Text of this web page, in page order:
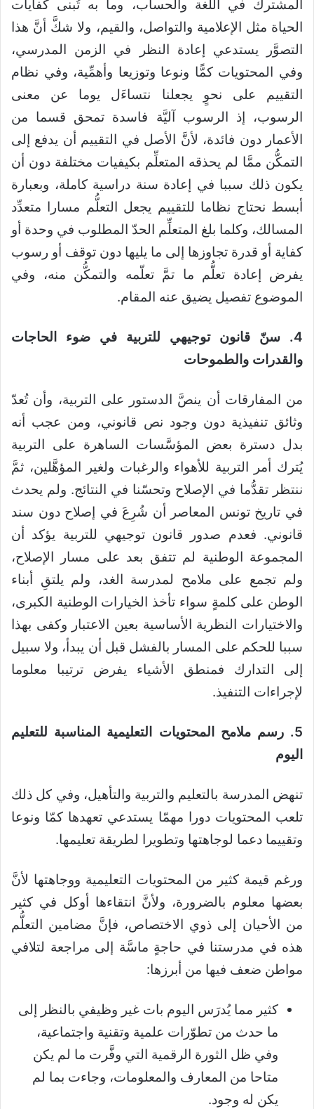
المشترك في اللغة والحساب، وما به تُبنى كفايات
الحياة مثل الإعلامية والتواصل، والقيم، ولا شكَّ أنَّ هذا
التصوَّر يستدعي إعادة النظر في الزمن المدرسي،
وفي المحتويات كمًّا ونوعا وتوزيعا وأهمِّية، وفي نظام
التقييم على نحوٍ يجعلنا نتساءَل يوما عن معنى
الرسوب، إذ الرسوب آليَّة فاسدة تمحق قسما من
الأعمار دون فائدة، لأنَّ الأصل في التقييم أن يدفع إلى
التمكُّن ممَّا لم يحذقه المتعلِّم بكيفيات مختلفة دون أن
يكون ذلك سببا في إعادة سنة دراسية كاملة، وبعبارة
أبسط نحتاج نظاما للتقييم يجعل التعلُّم مسارا متعدِّد
المسالك، وكلما بلغ المتعلِّم الحدّ المطلوب في وحدة أو
كفاية أو قدرة تجاوزها إلى ما يليها دون توقف أو رسوب
يفرض إعادة تعلُّم ما تمَّ تعلّمه والتمكُّن منه، وفي
الموضوع تفصيل يضيق عنه المقام.
4. سنّ قانون توجيهي للتربية في ضوء الحاجات
والقدرات والطموحات
من المفارقات أن ينصَّ الدستور على التربية، وأن تُعدّ
وثائق تنفيذية دون وجود نص قانوني، ومن عجب أنه
بدل دسترة بعض المؤسَّسات الساهرة على التربية
يُترك أمر التربية للأهواء والرغبات ولغير المؤهَّلين، ثمَّ
ننتظر تقدُّما في الإصلاح وتحسّنا في النتائج. ولم يحدث
في تاريخ تونس المعاصر أن شُرِعَ في إصلاح دون سند
قانوني. فعدم صدور قانون توجيهي للتربية يؤكد أن
المجموعة الوطنية لم تتفق بعد على مسار الإصلاح،
ولم تجمع على ملامح لمدرسة الغد، ولم يلتقِ أبناء
الوطن على كلمةٍ سواء تأخذ الخيارات الوطنية الكبرى،
والاختيارات النظرية الأساسية بعين الاعتبار وكفى بهذا
سببا للحكم على المسار بالفشل قبل أن يبدأ، ولا سبيل
إلى التدارك فمنطق الأشياء يفرض ترتيبا معلوما
لإجراءات التنفيذ.
5. رسم ملامح المحتويات التعليمية المناسبة للتعليم
اليوم
تنهض المدرسة بالتعليم والتربية والتأهيل، وفي كل ذلك
تلعب المحتويات دورا مهمّا يستدعي تعهدها كمّا ونوعا
وتقييما دعما لوجاهتها وتطويرا لطريقة تعليمها.
ورغم قيمة كثير من المحتويات التعليمية ووجاهتها لأنَّ
بعضها معلوم بالضرورة، ولأنَّ انتقاءها أوكل في كثير
من الأحيان إلى ذوي الاختصاص، فإنَّ مضامين التعلُّم
هذه في مدرستنا في حاجةٍ ماسَّة إلى مراجعة لتلافي
مواطن ضعف فيها من أبرزها:
كثير مما يُدرَس اليوم بات غير وظيفي بالنظر إلى
ما حدث من تطوّرات علمية وتقنية واجتماعية،
وفي ظل الثورة الرقمية التي وفَّرت ما لم يكن
متاحا من المعارف والمعلومات، وجاءت بما لم
يكن له وجود.